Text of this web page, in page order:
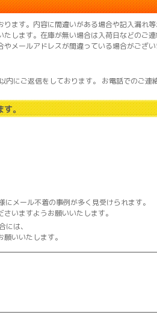
ます。内容に間違いがある場合や記入漏れ
します。在庫が無い場合は入荷日などのご
メールアドレスが間違っている場合がござ
にご返信をしております。 お電話でのご
す。
メール不着の事例が多く見受けられます。
いますようお願いいたします。
は、
いいたします。